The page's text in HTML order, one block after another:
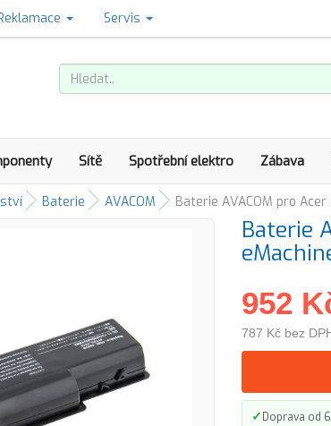
Servis
Sítě Spotřební elektro Zábava
Baterie AVACOM Baterie AVACOM pro
Baterie
952
787 Kč bez
✓Doprava od